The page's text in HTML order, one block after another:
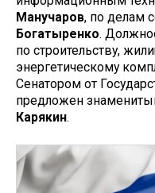
Манучаров, по делам
Богатыренко.
по строительству,
энергетическому
Сенатором от
предложен
Карякин.